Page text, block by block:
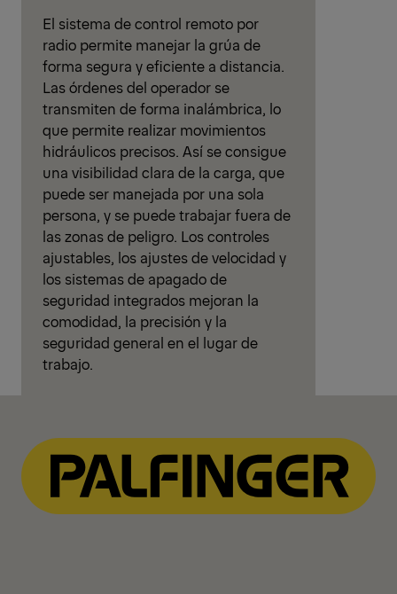
El sistema de control remoto por
radio permite manejar la grúa de
forma segura y eficiente a distancia.
Las órdenes del operador se
transmiten de forma inalámbrica, lo
que permite realizar movimientos
hidráulicos precisos. Así se consigue
una visibilidad clara de la carga, que
puede ser manejada por una sola
persona, y se puede trabajar fuera de
las zonas de peligro. Los controles
ajustables, los ajustes de velocidad y
los sistemas de apagado de
seguridad integrados mejoran la
comodidad, la precisión y la
seguridad general en el lugar de
trabajo.